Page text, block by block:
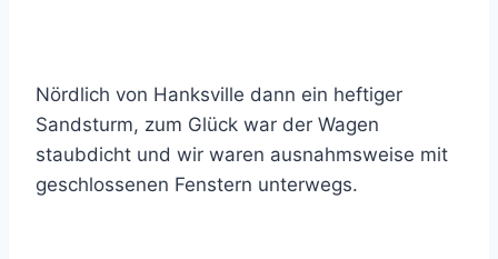
Nördlich von Hanksville dann ein heftiger
Sandsturm, zum Glück war der Wagen
staubdicht und wir waren ausnahmsweise mit
geschlossenen Fenstern unterwegs.